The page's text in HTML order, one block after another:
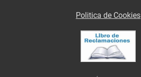
Politica de Cookies